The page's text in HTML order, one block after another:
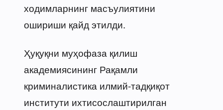
ходимларнинг масъулиятини
ошириши қайд этилди.
Ҳуқуқни муҳофаза қилиш
академиясининг Рақамли
криминалистика илмий-тадқиқот
институти ихтисослаштирилган